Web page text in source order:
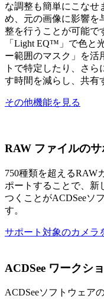
な調整も簡単にこなせ
め、元の画像に影響を
整を行うことが可能で
「Light EQ™」で色と
ー範囲のマスク」を活
トで特定したり、さ
す時間を減らし、共有
その他機能を見る
RAW ファイルのサ
750種類を超えるRAW
ポートすることで、新
つくことがACDSeeソ
す。
サポート対象のカメラ
ACDSee ワークシ
ACDSeeソフトウェア